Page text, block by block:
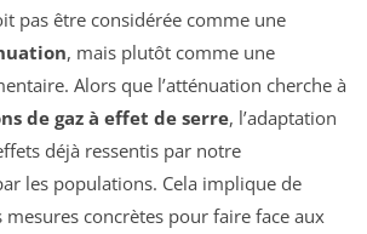
pas être considérée comme une
, mais plutôt comme une
Alors que l’atténuation cherche à
de gaz à effet de serre, l’adaptation
déjà ressentis par notre
les populations. Cela implique de
mesures concrètes pour faire face aux